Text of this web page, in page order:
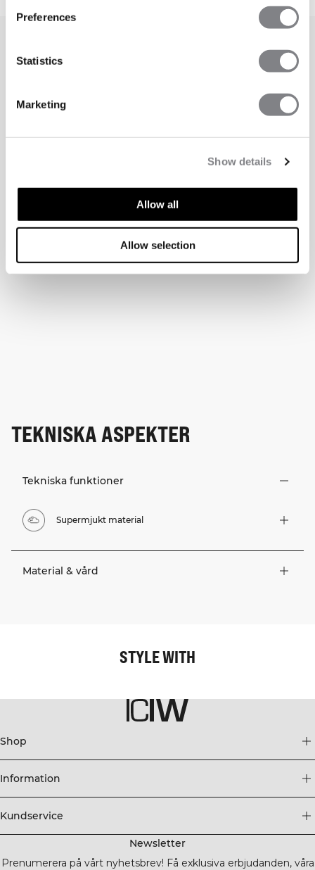
Preferences
Statistics
Marketing
Show details
Allow all
Allow selection
TEKNISKA ASPEKTER
Tekniska funktioner
Supermjukt material
Material & vård
STYLE WITH
Shop
Information
Kundservice
Newsletter
Prenumerera på vårt nyhetsbrev! Få exklusiva erbjudanden, våra